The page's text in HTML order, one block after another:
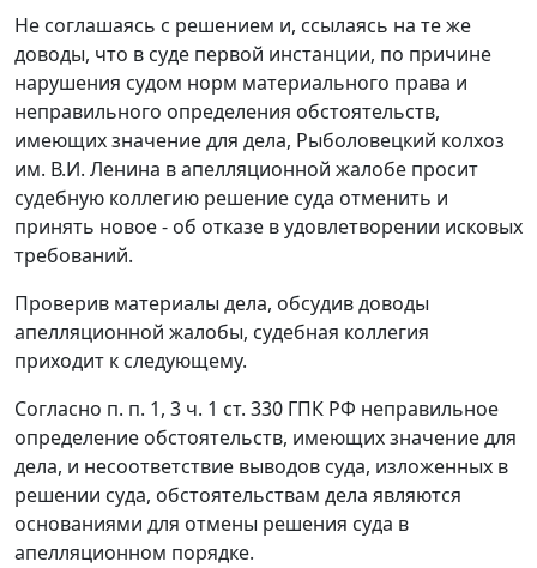
Не соглашаясь с решением и, ссылаясь на те же
доводы, что в суде первой инстанции, по причине
нарушения судом норм материального права и
неправильного определения обстоятельств,
имеющих значение для дела, Рыболовецкий колхоз
им. В.И. Ленина в апелляционной жалобе просит
судебную коллегию решение суда отменить и
принять новое - об отказе в удовлетворении исковых
требований.
Проверив материалы дела, обсудив доводы
апелляционной жалобы, судебная коллегия
приходит к следующему.
Согласно п. п. 1, 3 ч. 1 ст. 330 ГПК РФ неправильное
определение обстоятельств, имеющих значение для
дела, и несоответствие выводов суда, изложенных в
решении суда, обстоятельствам дела являются
основаниями для отмены решения суда в
апелляционном порядке.